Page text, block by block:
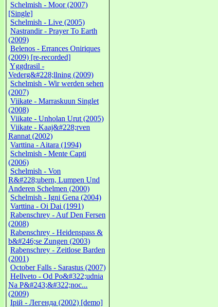
Schelmish - Moor (2007)
[Single]
Schelmish - Live (2005)
Nastrandir - Prayer To Earth
(2009)
Belenos - Errances Oniriques
(2009) [re-recorded]
Yggdrasil -
Vederg&#228;llning (2009)
Schelmish - Wir werden sehen
(2007)
Viikate - Marraskuun Singlet
(2008)
Viikate - Unholan Urut (2005)
Viikate - Kaaj&#228;rven
Rannat (2002)
Varttina - Aitara (1994)
Schelmish - Mente Capti
(2006)
Schelmish - Von
R&#228;ubern, Lumpen Und
Anderen Schelmen (2000)
Schelmish - Igni Gena (2004)
Varttina - Oi Dai (1991)
Rabenschrey - Auf Den Fersen
(2008)
Rabenschrey - Heidenspass &
b&#246;se Zungen (2003)
Rabenschrey - Zeitlose Barden
(2001)
October Falls - Sarastus (2007)
Hellveto - Od Po&#322;udnia
Na P&#243;&#322;noc...
(2009)
Ірій - Легенда (2002) [demo]